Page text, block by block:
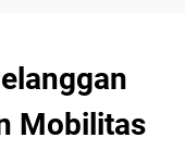
Mobilitas